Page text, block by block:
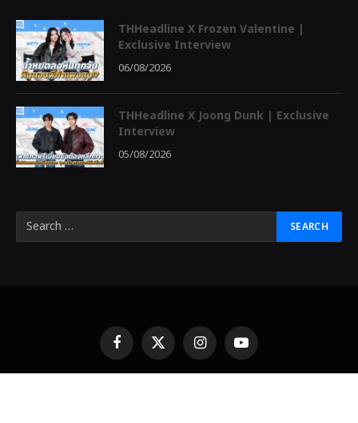
THHeadline X Frozen Valentine |
Exclusive Interview
06/08/2026
THHeadline X Joong Dunk | Exclusive
Interview
05/08/2026
FacebookX
(Twitter)
InstagramYouTube